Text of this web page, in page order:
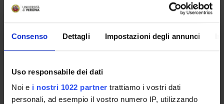
Consenso Dettagli Impostazioni degli annunci
Uso responsabile dei dati
Noi e i nostri 1022 partner trattiamo i vostri dati
personali, ad esempio il vostro numero IP, utilizzando
Academic staff
Massimo Crimi
Laboratorio [2° turno]
Credits